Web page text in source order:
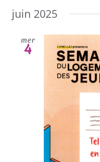
juin 2025
mer
4